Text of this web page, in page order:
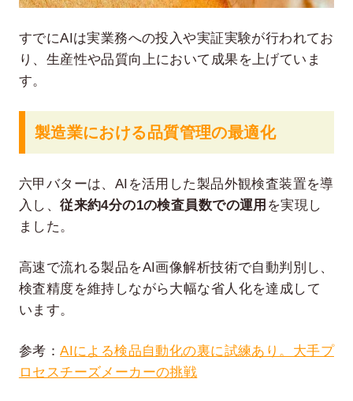
すでにAIは実業務への投入や実証実験が行われてお
り、生産性や品質向上において成果を上げていま
す。
製造業における品質管理の最適化
六甲バターは、AIを活用した製品外観検査装置を導
入し、従来約4分の1の検査員数での運用 を実現し
ました。
高速で流れる製品をAI画像解析技術で自動判別し、
検査精度を維持しながら大幅な省人化を達成して
います。
参考：AIによる検品自動化の裏に試練あり。大手プ
ロセスチーズメーカーの挑戦